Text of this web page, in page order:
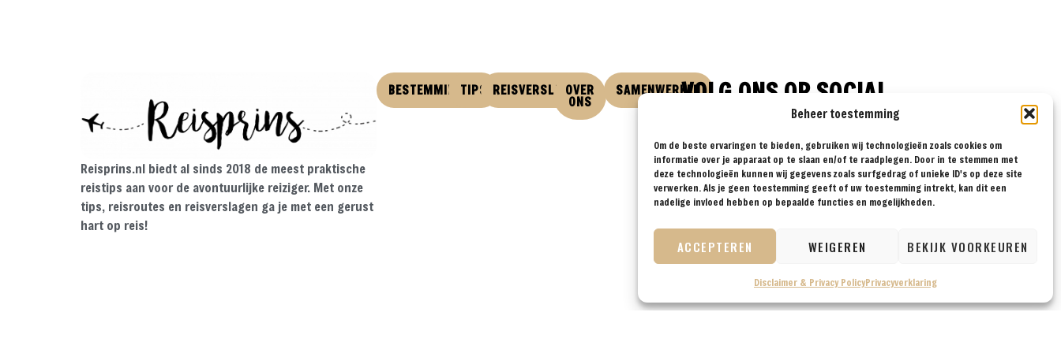
Beheer toestemming
Om de beste ervaringen te bieden, gebruiken wij technologieën zoals cookies om
informatie over je apparaat op te slaan en/of te raadplegen. Door in te stemmen met
deze technologieën kunnen wij gegevens zoals surfgedrag of unieke ID's op deze site
verwerken. Als je geen toestemming geeft of uw toestemming intrekt, kan dit een
nadelige invloed hebben op bepaalde functies en mogelijkheden.
ACCEPTEREN WEIGEREN BEKIJK VOORKEUREN
Disclaimer & Privacy PolicyPrivacyverklaring
Reisprins.nl biedt al sinds 2018 de meest praktische
reistips aan voor de avontuurlijke reiziger. Met onze
tips, reisroutes en reisverslagen ga je met een gerust
hart op reis!
BESTEMMINGEN
TIPS REISVERSLAGEN
OVER
ONS
SAMENWERKENVOLG ONS OP SOCIAL